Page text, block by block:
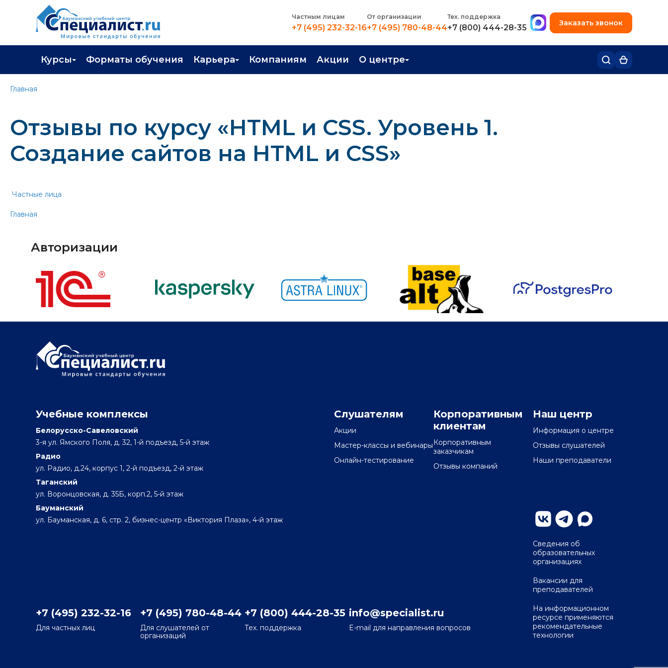
Частным лицам
+7 (495) 232-32-16
От организации
+7 (495) 780-48-44
Тех. поддержка
+7 (800) 444-28-35
+7 (495) 780-48-49
Заказать звонок
Курсы
Профессиональная переподготовка
Программа лояльности
Форматы обучения Карьера
Трудоустройство
Компаниям Акции О центре
О центре
Вакансии
Главная
Отзывы по курсу «HTML и CSS. Уровень 1.
Создание сайтов на HTML и СSS»
Частные лица
Главная
Авторизации
Учебные комплексы
Белорусско-Савеловский
3-я ул. Ямского Поля, д. 32, 1-й подъезд, 5-й этаж
Радио
ул. Радио, д.24, корпус 1, 2-й подъезд, 2-й этаж
Таганский
ул. Воронцовская, д. 35Б, корп.2, 5-й этаж
Бауманский
ул. Бауманская, д. 6, стр. 2, бизнес-центр «Виктория Плаза», 4-й этаж
Слушателям
Акции
Мастер-классы и вебинары
Онлайн-тестирование
Корпоративным
клиентам
Корпоративным
заказчикам
Отзывы компаний
Наш центр
Информация о центре
Отзывы слушателей
Наши преподаватели
+7 (495) 232-32-16
Для частных лиц
+7 (495) 780-48-44
Для слушателей от
организаций
+7 (800) 444-28-35
Тех. поддержка
info@specialist.ru
E-mail для направления вопросов
Сведения об
образовательных
организациях
Вакансии для
преподавателей
На информационном
ресурсе применяются
рекомендательные
технологии